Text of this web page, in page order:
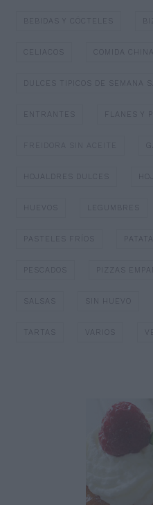
BEBIDAS Y CÓCTELES
CELIACOS COMIDA CHINA
DULCES TIPICOS DE SEMANA
ENTRANTES FLANES Y
FREIDORA SIN ACEITE
HOJALDRES DULCES
HUEVOS LEGUMBRES
PASTELES FRÍOS
PESCADOS PIZZAS
SALSAS SIN HUEVO
TARTAS VARIOS